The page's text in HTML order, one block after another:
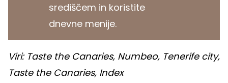
središčem in koristite
dnevne menije.
Viri: Taste the Canaries, Numbeo, Tenerife city,
Taste the Canaries, Index